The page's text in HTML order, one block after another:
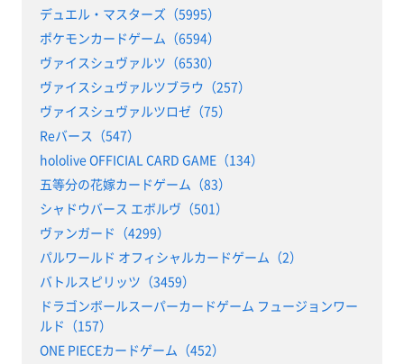
デュエル・マスターズ（5995）
ポケモンカードゲーム（6594）
ヴァイスシュヴァルツ（6530）
ヴァイスシュヴァルツブラウ（257）
ヴァイスシュヴァルツロゼ（75）
Reバース（547）
hololive OFFICIAL CARD GAME（134）
五等分の花嫁カードゲーム（83）
シャドウバース エボルヴ（501）
ヴァンガード（4299）
パルワールド オフィシャルカードゲーム（2）
バトルスピリッツ（3459）
ドラゴンボールスーパーカードゲーム フュージョンワー
ルド（157）
ONE PIECEカードゲーム（452）